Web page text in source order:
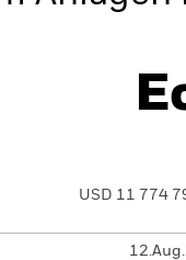
USD 11 774